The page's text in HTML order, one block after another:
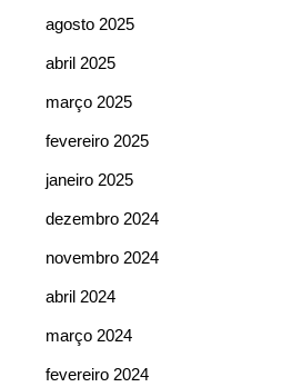
agosto 2025
abril 2025
março 2025
fevereiro 2025
janeiro 2025
dezembro 2024
novembro 2024
abril 2024
março 2024
fevereiro 2024